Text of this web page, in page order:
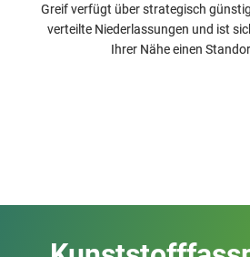
Greif verfügt über strategisch
verteilte Niederlassungen und ist
Ihrer Nähe einen